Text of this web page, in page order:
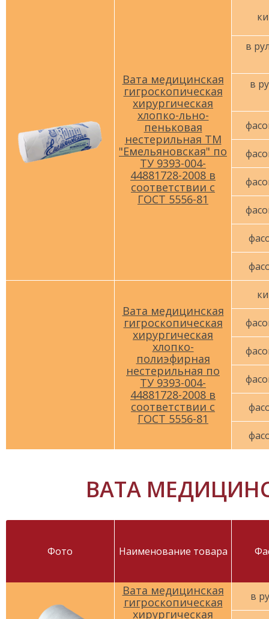
Вата медицинская
гигроскопическая
хирургическая
хлопко-льно-
пеньковая
нестерильная ТМ
"Емельяновская" по
ТУ 9393-004-
44881728-2008 в
соответствии с
ГОСТ 5556-81
в
в
Вата медицинская
гигроскопическая
хирургическая
хлопко-
полиэфирная
нестерильная по
ТУ 9393-004-
44881728-2008 в
соответствии с
ГОСТ 5556-81
ВАТА
Фото Наименование товара
Вата медицинская
гигроскопическая
хирургическая
в